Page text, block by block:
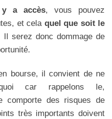
a accès, vous pouvez
et cela quel que soit le
Il serez donc dommage de
bourse, il convient de ne
car rappelons le,
comporte des risques de
très importants doivent